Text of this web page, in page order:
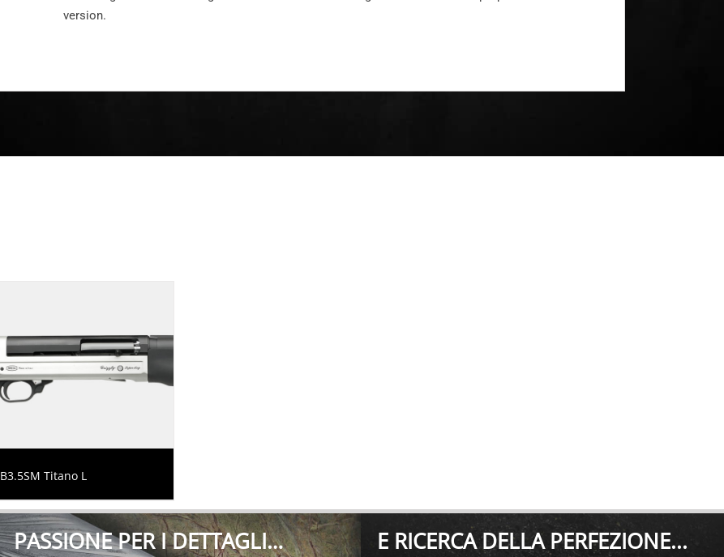
version.
B3.5SM Titano L
PASSIONE PER I DETTAGLI… E RICERCA DELLA PERFEZIONE...